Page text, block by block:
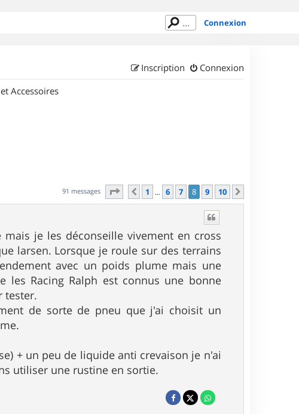
Connexion
Connexion
Inscription
Accessoires
91 messages Page sur 10
Précédent
1 … 6 7 8 9 10
je les déconseille vivement en cross
larsen. Lorsque je roule sur des terrains
avec un poids plume mais une
les Racing Ralph est connus une bonne
tester.
de sorte de pneu que j'ai choisit un
+ un peu de liquide anti crevaison je n'ai
utiliser une rustine en sortie.